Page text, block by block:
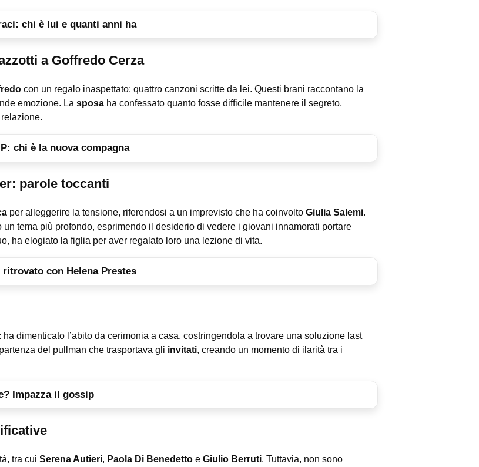
chi è lui e quanti anni ha
a Goffredo Cerza
con un regalo inaspettato: quattro canzoni scritte da lei. Questi brani raccontano la
emozione. La sposa ha confessato quanto fosse difficile mantenere il segreto,
chi è la nuova compagna
parole toccanti
per alleggerire la tensione, riferendosi a un imprevisto che ha coinvolto Giulia Salemi.
un tema più profondo, esprimendo il desiderio di vedere i giovani innamorati portare
ha elogiato la figlia per aver regalato loro una lezione di vita.
con Helena Prestes
dimenticato l’abito da cerimonia a casa, costringendola a trovare una soluzione last
del pullman che trasportava gli invitati, creando un momento di ilarità tra i
Impazza il gossip
tra cui Serena Autieri, Paola Di Benedetto e Giulio Berruti. Tuttavia, non sono